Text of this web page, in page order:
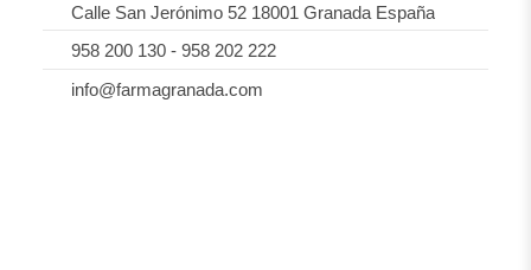
Calle San Jerónimo 52 18001 Granada España
958 200 130 - 958 202 222
info@farmagranada.com